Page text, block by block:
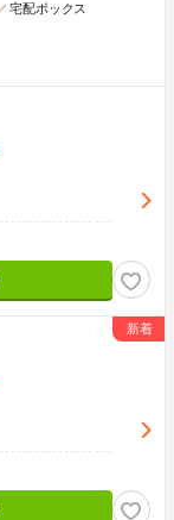
宅配ボックス